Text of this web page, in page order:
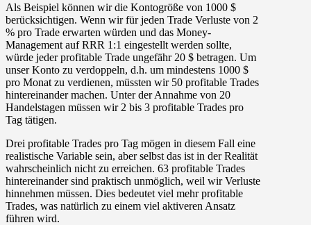
Als Beispiel können wir die Kontogröße von 1000 $
berücksichtigen. Wenn wir für jeden Trade Verluste von 2
% pro Trade erwarten würden und das Money-
Management auf RRR 1:1 eingestellt werden sollte,
würde jeder profitable Trade ungefähr 20 $ betragen. Um
unser Konto zu verdoppeln, d.h. um mindestens 1000 $
pro Monat zu verdienen, müssten wir 50 profitable Trades
hintereinander machen. Unter der Annahme von 20
Handelstagen müssen wir 2 bis 3 profitable Trades pro
Tag tätigen.
Drei profitable Trades pro Tag mögen in diesem Fall eine
realistische Variable sein, aber selbst das ist in der Realität
wahrscheinlich nicht zu erreichen. 63 profitable Trades
hintereinander sind praktisch unmöglich, weil wir Verluste
hinnehmen müssen. Dies bedeutet viel mehr profitable
Trades, was natürlich zu einem viel aktiveren Ansatz
führen wird.